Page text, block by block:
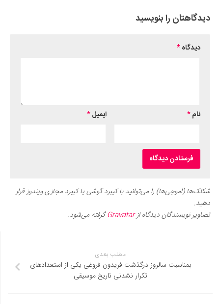
دیدگاهتان را بنویسید
دیدگاه*
نام* ایمیل*
شکلک‌ها (اموجی‌ها) را می‌توانید با کیبرد گوشی یا کیبرد مجازی ویندوز قرار
دهید.
تصاویر نویسندگان دیدگاه ازGravatarگرفته می‌شود.
مطلب بعدی
بمناسبت سالروز درگذشت فریدون فروغی یکی از استعدادهای
تکرار نشدنی تاریخ موسیقی